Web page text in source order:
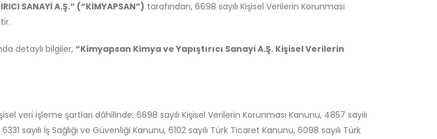
SANAYİ A.Ş.” (“KİMYAPSAN”) tarafından, 6698 sayılı Kişisel Verilerin Korunması
detaylı bilgiler, “Kimyapsan Kimya ve Yapıştırıcı Sanayi A.Ş. Kişisel Verilerin
veri işleme şartları dâhilinde; 6698 sayılı Kişisel Verilerin Korunması Kanunu, 4857 sayılı
sayılı İş Sağlığı ve Güvenliği Kanunu, 6102 sayılı Türk Ticaret Kanunu, 6098 sayılı Türk